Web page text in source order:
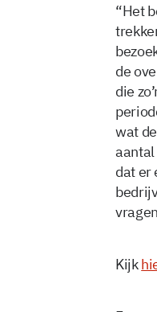
“Het
de
die
wat
dat er
Kijk